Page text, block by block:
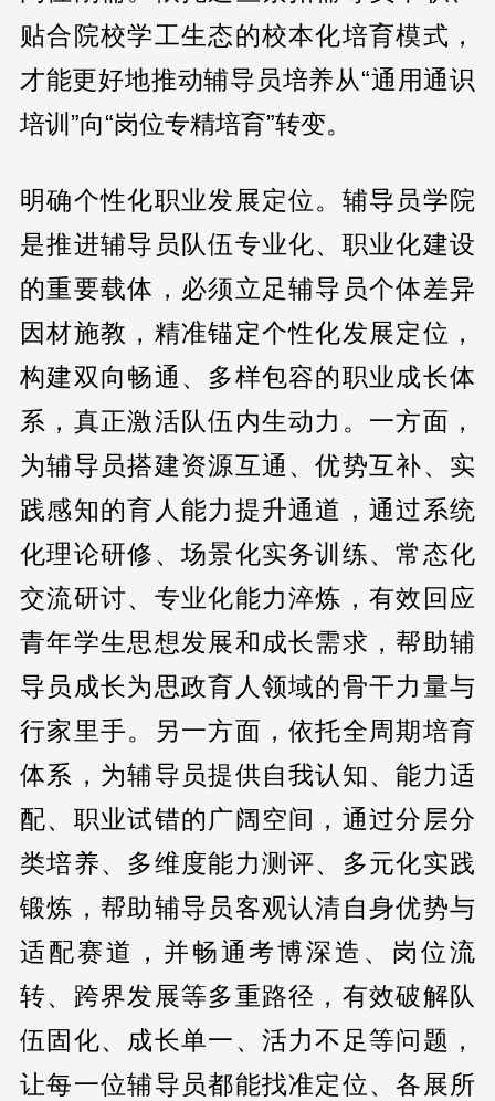
贴合院校学工生态的校本化培育模式，
才能更好地推动辅导员培养从“通用通识
培训”向“岗位专精培育”转变。
明确个性化职业发展定位。辅导员学院
是推进辅导员队伍专业化、职业化建设
的重要载体，必须立足辅导员个体差异
因材施教，精准锚定个性化发展定位，
构建双向畅通、多样包容的职业成长体
系，真正激活队伍内生动力。一方面，
为辅导员搭建资源互通、优势互补、实
践感知的育人能力提升通道，通过系统
化理论研修、场景化实务训练、常态化
交流研讨、专业化能力淬炼，有效回应
青年学生思想发展和成长需求，帮助辅
导员成长为思政育人领域的骨干力量与
行家里手。另一方面，依托全周期培育
体系，为辅导员提供自我认知、能力适
配、职业试错的广阔空间，通过分层分
类培养、多维度能力测评、多元化实践
锻炼，帮助辅导员客观认清自身优势与
适配赛道，并畅通考博深造、岗位流
转、跨界发展等多重路径，有效破解队
伍固化、成长单一、活力不足等问题，
让每一位辅导员都能找准定位、各展所